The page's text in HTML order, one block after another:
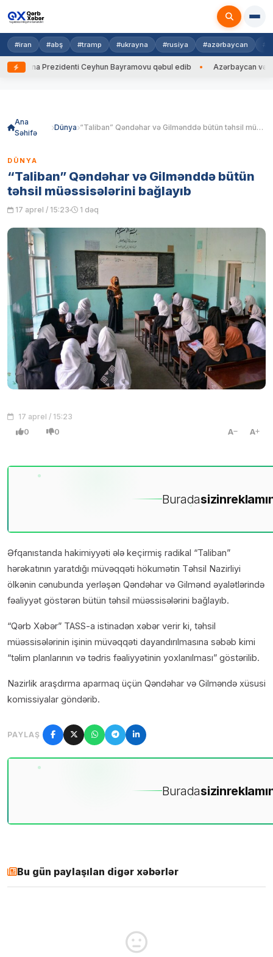
#iran #abş #tramp #ukrayna #rusiya #azərbaycan
Prezidenti Ceyhun Bayramovu qəbul edib Azərbaycan və
Ana
Səhifə
Dünya “Taliban” Qəndəhar və Gilmənddə bütün təhsil müəssisələrini bağlayıb
DÜNYA
“Taliban” Qəndəhar və Gilmənddə bütün
təhsil müəssisələrini bağlayıb
17 aprel / 15:23 1 dəq
17 aprel / 15:23
0 0 A A
Buradasizin
Əfqanıstanda hakimiyyəti ələ keçirmiş radikal “Taliban”
hərəkatının yaratdığı müvəqqəti hökumətin Təhsil Nazirliyi
ölkənin cənubunda yerləşən Qəndəhar və Gilmənd əyalətlərində
fəaliyyət göstərən bütün təhsil müəssisələrini bağlayıb.
“Qərb Xəbər” TASS-a istinadən xəbər verir ki, təhsil
müəssisələrinin işinin müvəqqəti dayandırılmasına səbəb kimi
“təlim planlarının və tədris fəaliyyətinin yoxlanılması” göstərilib.
Nazirlik araşdırma aparmaq üçün Qəndəhar və Gilməndə xüsusi
komissiyalar göndərib.
PAYLAŞ
Buradasizin
Bu gün paylaşılan digər xəbərlər